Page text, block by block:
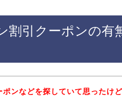
割引クーポンの有
ンなどを探していて思ったけ